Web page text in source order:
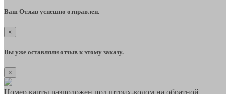
Ваш Отзыв успешно отправлен.
×
Вы уже оставляли отзыв к этому заказу.
×